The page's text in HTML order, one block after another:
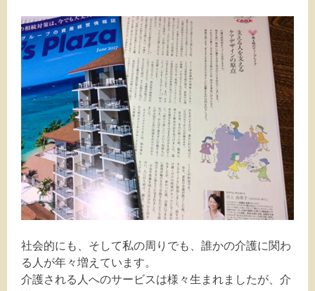
社会的にも、そして私の周りでも、誰かの介護に関わ
る人が年々増えています。
介護される人へのサービスは様々生まれましたが、介